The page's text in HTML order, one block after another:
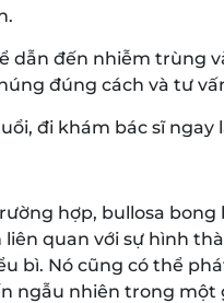
dẫn đến nhiễm trùng
đúng cách và tư
đi khám bác sĩ
hợp, bullosa
liên quan với sự hình
bì. Nó cũng có thể
ngẫu nhiên trong một